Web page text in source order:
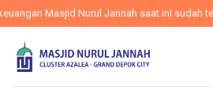
Masjid Nurul Jannah saat ini sudah